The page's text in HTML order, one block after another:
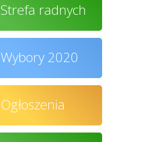
Strefa radnych
Wybory 2020
Ogłoszenia